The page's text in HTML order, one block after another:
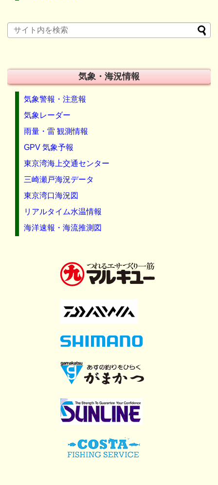
気象・海況情報
気象警報・注意報
気象レーダー
雨量・雷 観測情報
GPV 気象予報
東京湾海上交通センター
三崎瀬戸海況データ
東京湾口海況図
リアルタイム水温情報
海洋速報・海流推測図